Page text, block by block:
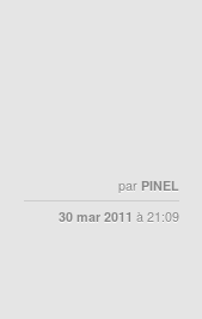
par PINEL
30 mar 2011 à 21:09